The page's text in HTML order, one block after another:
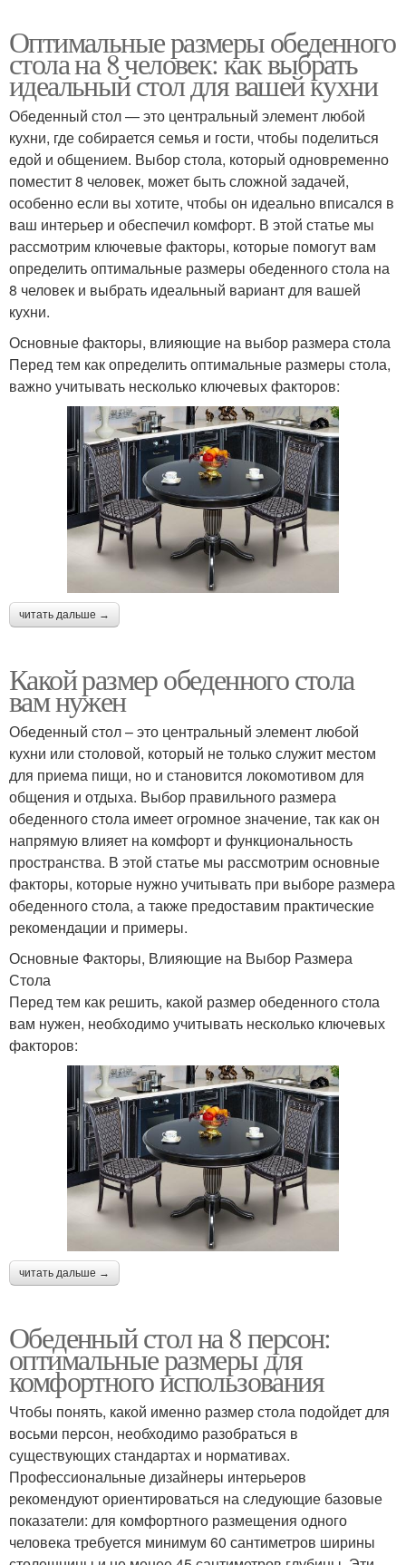
Оптимальные размеры обеденного
стола на 8 человек: как выбрать
идеальный стол для вашей кухни
Обеденный стол — это центральный элемент любой
кухни, где собирается семья и гости, чтобы поделиться
едой и общением. Выбор стола, который одновременно
поместит 8 человек, может быть сложной задачей,
особенно если вы хотите, чтобы он идеально вписался в
ваш интерьер и обеспечил комфорт. В этой статье мы
рассмотрим ключевые факторы, которые помогут вам
определить оптимальные размеры обеденного стола на
8 человек и выбрать идеальный вариант для вашей
кухни.
Основные факторы, влияющие на выбор размера стола
Перед тем как определить оптимальные размеры стола,
важно учитывать несколько ключевых факторов:
читать дальше →
Какой размер обеденного стола
вам нужен
Обеденный стол – это центральный элемент любой
кухни или столовой, который не только служит местом
для приема пищи, но и становится локомотивом для
общения и отдыха. Выбор правильного размера
обеденного стола имеет огромное значение, так как он
напрямую влияет на комфорт и функциональность
пространства. В этой статье мы рассмотрим основные
факторы, которые нужно учитывать при выборе размера
обеденного стола, а также предоставим практические
рекомендации и примеры.
Основные Факторы, Влияющие на Выбор Размера
Стола
Перед тем как решить, какой размер обеденного стола
вам нужен, необходимо учитывать несколько ключевых
факторов:
читать дальше →
Обеденный стол на 8 персон:
оптимальные размеры для
комфортного использования
Чтобы понять, какой именно размер стола подойдет для
восьми персон, необходимо разобраться в
существующих стандартах и нормативах.
Профессиональные дизайнеры интерьеров
рекомендуют ориентироваться на следующие базовые
показатели: для комфортного размещения одного
человека требуется минимум 60 сантиметров ширины